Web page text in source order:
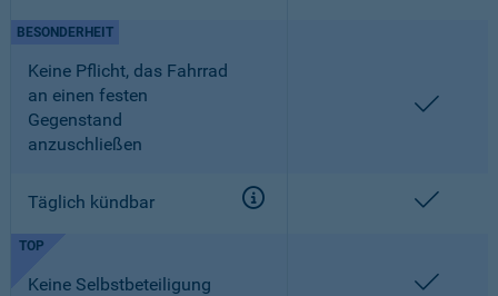
Keine Pflicht, das Fahrrad
an einen festen
Gegenstand
anzuschließen
BESONDERHEIT
Täglich kündbar
TOP
Keine Selbstbeteiligung